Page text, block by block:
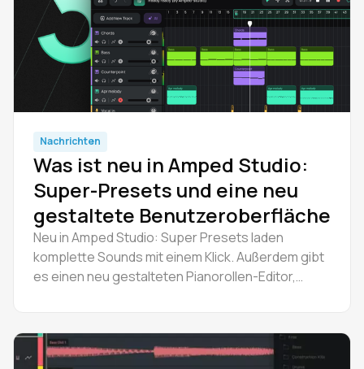
Nachrichten
Was ist neu in Amped Studio:
Super-Presets und eine neu
gestaltete Benutzeroberfläche
Neu in Amped Studio: Super Presets laden
komplette Sounds mit einem Klick. Außerdem gibt
es einen neu gestalteten Pianorollen-Editor,